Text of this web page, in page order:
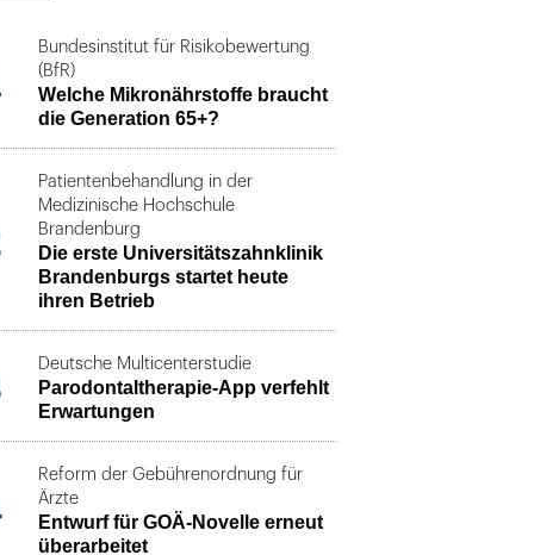
Bundesinstitut für Risikobewertung
(BfR)
Welche Mikronährstoffe braucht
die Generation 65+?
Patientenbehandlung in der
Medizinische Hochschule
Brandenburg
Die erste Universitätszahnklinik
Brandenburgs startet heute
ihren Betrieb
Deutsche Multicenterstudie
Parodontaltherapie-App verfehlt
Erwartungen
Reform der Gebührenordnung für
Ärzte
Entwurf für GOÄ-Novelle erneut
überarbeitet